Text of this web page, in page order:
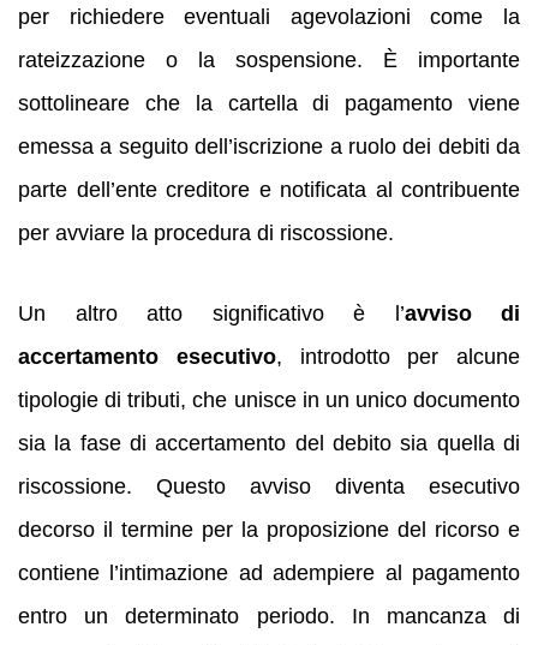
per richiedere eventuali agevolazioni come la
rateizzazione o la sospensione. È importante
sottolineare che la cartella di pagamento viene
emessa a seguito dell’iscrizione a ruolo dei debiti da
parte dell’ente creditore e notificata al contribuente
per avviare la procedura di riscossione.
Un altro atto significativo è l’avviso di
accertamento esecutivo, introdotto per alcune
tipologie di tributi, che unisce in un unico documento
sia la fase di accertamento del debito sia quella di
riscossione. Questo avviso diventa esecutivo
decorso il termine per la proposizione del ricorso e
contiene l’intimazione ad adempiere al pagamento
entro un determinato periodo. In mancanza di